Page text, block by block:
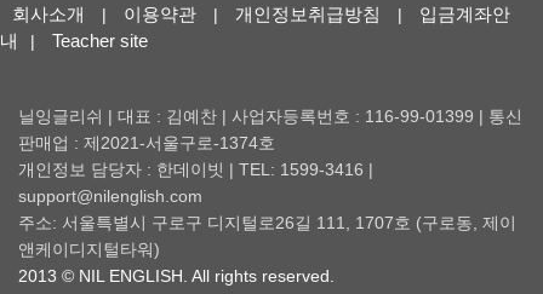
회사소개 | 이용약관 | 개인정보취급방침 |
입금계좌안
내
| Teacher site
닐잉글리쉬 | 대표 : 김예찬 | 사업자등록번호 : 116-99-01399 | 통신
판매업 : 제2021-서울구로-1374호
개인정보 담당자 : 한데이빗 | TEL: 1599-3416 |
support@nilenglish.com
주소: 서울특별시 구로구 디지털로26길 111, 1707호 (구로동, 제이
앤케이디지털타워)
2013 © NIL ENGLISH. All rights reserved.